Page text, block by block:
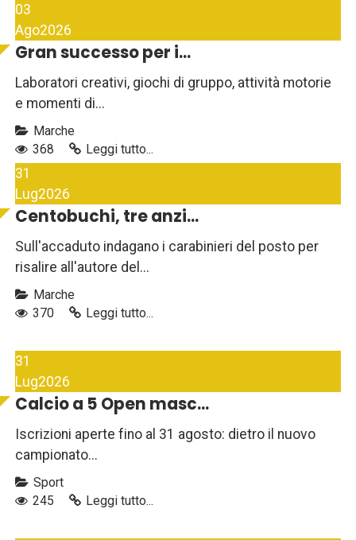
03
Ago2026
Gran successo per i...
Laboratori creativi, giochi di gruppo, attività motorie
e momenti di...
Marche
368
Leggi tutto...
31
Lug2026
Centobuchi, tre anzi...
Sull'accaduto indagano i carabinieri del posto per
risalire all'autore del...
Marche
370
Leggi tutto...
31
Lug2026
Calcio a 5 Open masc...
Iscrizioni aperte fino al 31 agosto: dietro il nuovo
campionato...
Sport
245
Leggi tutto...